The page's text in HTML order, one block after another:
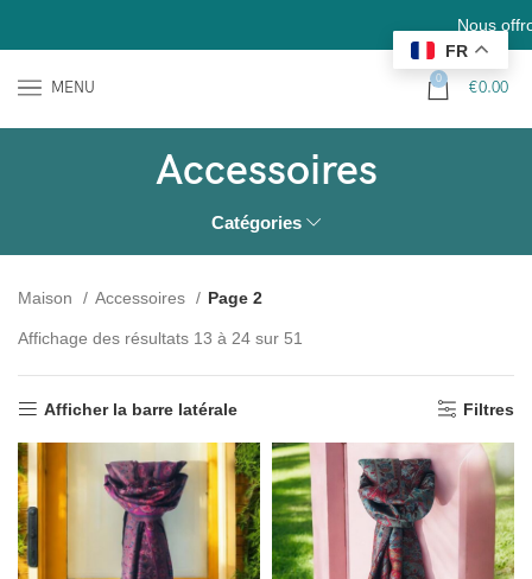
Nous offrons la
MENU 0 €0.00
Accessoires
Catégories
Maison Accessoires Page 2
Affichage des résultats 13 à 24 sur 51
Afficher la barre latérale Filtres
FR